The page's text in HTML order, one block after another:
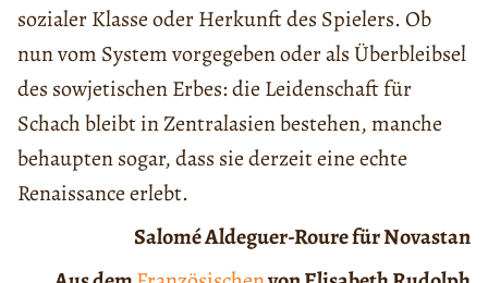
sozialer Klasse oder Herkunft des Spielers. Ob
nun vom System vorgegeben oder als Überbleibsel
des sowjetischen Erbes: die Leidenschaft für
Schach bleibt in Zentralasien bestehen, manche
behaupten sogar, dass sie derzeit eine echte
Renaissance erlebt.
SaloméAldeguer-Roure für Novastan